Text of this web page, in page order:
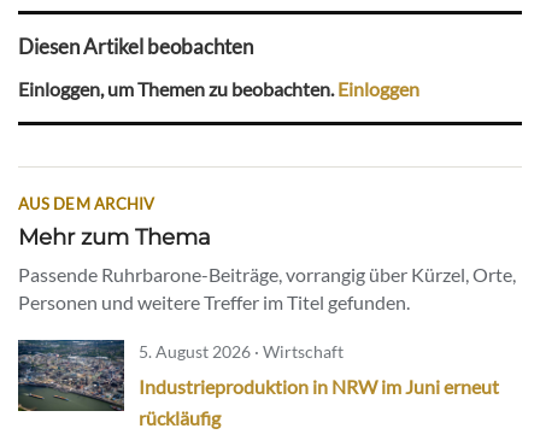
Diesen Artikel beobachten
Einloggen, um Themen zu beobachten.Einloggen
AUS DEM ARCHIV
Mehr zum Thema
Passende Ruhrbarone-Beiträge, vorrangig über Kürzel, Orte,
Personen und weitere Treffer im Titel gefunden.
5. August 2026 · Wirtschaft
Industrieproduktion in NRW im Juni erneut
rückläufig